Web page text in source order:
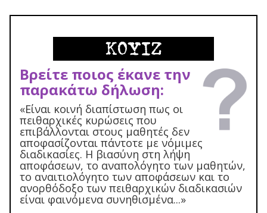
ΚΟΥΙΖ
Βρείτε ποιος έκανε την
παρακάτω δήλωση:
«Είναι κοινή διαπίστωση πως οι
πειθαρχικές κυρώσεις που
επιβάλλονται στους μαθητές δεν
αποφασίζονται πάντοτε με νόμιμες
διαδικασίες. H βιασύνη στη λήψη
αποφάσεων, το αναπολόγητο των μαθητών,
το αναιτιολόγητο των αποφάσεων και το
ανορθόδοξο των πειθαρχικών διαδικασιών
είναι φαινόμενα συνηθισμένα...»